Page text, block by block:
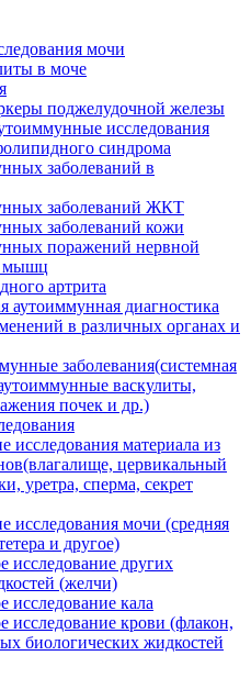
мочи
в моче
поджелудочной железы
исследования
синдрома
заболеваний в
заболеваний ЖКТ
заболеваний кожи
поражений нервной
мышц
артрита
аутоиммунная диагностика
в различных органах и
заболевания(системная
васкулиты,
почек и др.)
исследования материала из
цервикальный
уретра, сперма, секрет
исследования мочи (средняя
и другое)
исследование других
(желчи)
исследование кала
исследование крови (флакон,
биологических жидкостей